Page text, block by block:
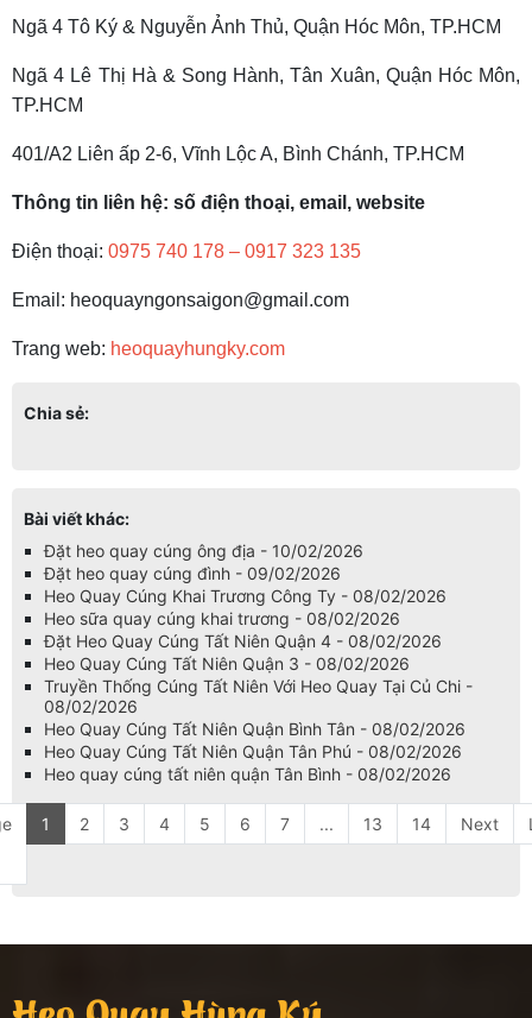
Ngã 4 Tô Ký & Nguyễn Ảnh Thủ, Quận Hóc Môn, TP.HCM
Ngã 4 Lê Thị Hà & Song Hành, Tân Xuân, Quận Hóc Môn,
TP.HCM
401/A2 Liên ấp 2-6, Vĩnh Lộc A, Bình Chánh, TP.HCM
Thông tin liên hệ: số điện thoại, email, website
Điện thoại: 0975 740 178 – 0917 323 135
Email: heoquayngonsaigon@gmail.com
Trang web: heoquayhungky.com
Chia sẻ:
Bài viết khác:
Đặt heo quay cúng ông địa - 10/02/2026
Đặt heo quay cúng đình - 09/02/2026
Heo Quay Cúng Khai Trương Công Ty - 08/02/2026
Heo sữa quay cúng khai trương - 08/02/2026
Đặt Heo Quay Cúng Tất Niên Quận 4 - 08/02/2026
Heo Quay Cúng Tất Niên Quận 3 - 08/02/2026
Truyền Thống Cúng Tất Niên Với Heo Quay Tại Củ Chi -
08/02/2026
Heo Quay Cúng Tất Niên Quận Bình Tân - 08/02/2026
Heo Quay Cúng Tất Niên Quận Tân Phú - 08/02/2026
Heo quay cúng tất niên quận Tân Bình - 08/02/2026
1 2 3 4 5 6 7 ... 13 14 Next